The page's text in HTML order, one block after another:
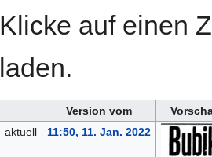
Klicke auf einen
laden.
Version vom
aktuell
11:50, 11. Jan. 2022